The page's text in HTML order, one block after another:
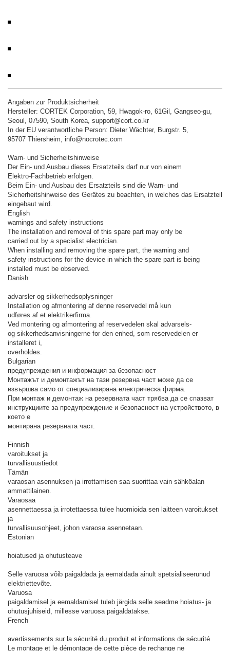
Angaben zur Produktsicherheit
Hersteller: CORTEK Corporation, 59, Hwagok-ro, 61Gil, Gangseo-gu,
Seoul, 07590, South Korea, support@cort.co.kr
In der EU verantwortliche Person: Dieter Wächter, Burgstr. 5,
95707 Thiersheim, info@nocrotec.com
Warn- und Sicherheitshinweise
Der Ein- und Ausbau dieses Ersatzteils darf nur von einem
Elektro-Fachbetrieb erfolgen.
Beim Ein- und Ausbau des Ersatzteils sind die Warn- und
Sicherheitshinweise des Gerätes zu beachten, in welches das Ersatzteil
eingebaut wird.
English
warnings and safety instructions
The installation and removal of this spare part may only be
carried out by a specialist electrician.
When installing and removing the spare part, the warning and
safety instructions for the device in which the spare part is being
installed must be observed.
Danish
advarsler og sikkerhedsoplysninger
Installation og afmontering af denne reservedel må kun
udføres af et elektrikerfirma.
Ved montering og afmontering af reservedelen skal advarsels-
og sikkerhedsanvisningerne for den enhed, som reservedelen er
installeret i,
overholdes.
Bulgarian
предупреждения и информация за безопасност
Монтажът и демонтажът на тази резервна част може да се
извършва само от специализирана електрическа фирма.
При монтаж и демонтаж на резервната част трябва да се спазват
инструкциите за предупреждение и безопасност на устройството, в
което е
монтирана резервната част.
Finnish
varoitukset ja
turvallisuustiedot
Tämän
varaosan asennuksen ja irrottamisen saa suorittaa vain sähköalan
ammattilainen.
Varaosaa
asennettaessa ja irrotettaessa tulee huomioida sen laitteen varoitukset
ja
turvallisuusohjeet, johon varaosa asennetaan.
Estonian
hoiatused ja ohutusteave
Selle varuosa võib paigaldada ja eemaldada ainult spetsialiseerunud
elektriettevõte.
Varuosa
paigaldamisel ja eemaldamisel tuleb järgida selle seadme hoiatus- ja
ohutusjuhiseid, millesse varuosa paigaldatakse.
French
avertissements sur la sécurité du produit et informations de sécurité
Le montage et le démontage de cette pièce de rechange ne